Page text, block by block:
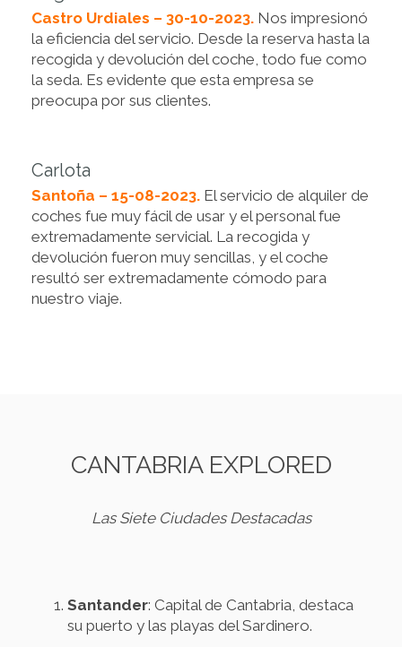
Castro Urdiales – 30-10-2023. Nos impresionó
la eficiencia del servicio. Desde la reserva hasta la
recogida y devolución del coche, todo fue como
la seda. Es evidente que esta empresa se
preocupa por sus clientes.
Carlota
Santoña – 15-08-2023. El servicio de alquiler de
coches fue muy fácil de usar y el personal fue
extremadamente servicial. La recogida y
devolución fueron muy sencillas, y el coche
resultó ser extremadamente cómodo para
nuestro viaje.
CANTABRIA EXPLORED
Las Siete Ciudades Destacadas
Santander: Capital de Cantabria, destaca
su puerto y las playas del Sardinero.